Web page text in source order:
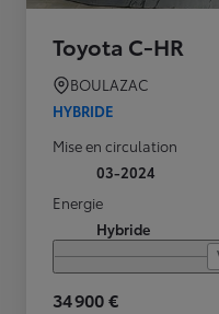
Toyota C-HR
BOULAZAC
HYBRIDE
Mise en circulation
03-2024
Energie
Hybride
34 900 €